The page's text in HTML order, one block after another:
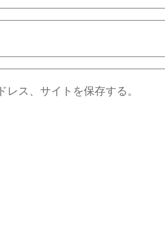
ス、サイトを保存する。